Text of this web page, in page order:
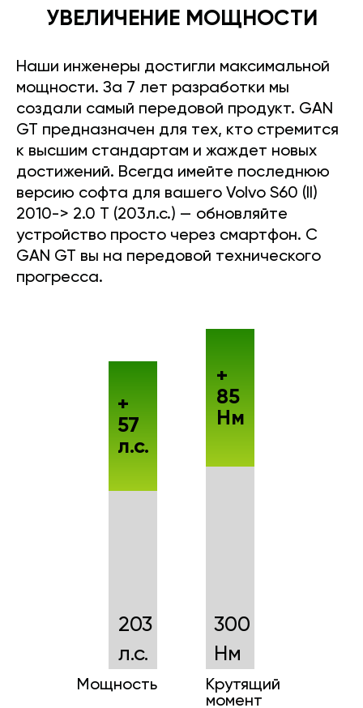
УВЕЛИЧЕНИЕ МОЩНОСТИ
Наши инженеры достигли максимальной
мощности. За 7 лет разработки мы
создали самый передовой продукт. GAN
GT предназначен для тех, кто стремится
к высшим стандартам и жаждет новых
достижений. Всегда имейте последнюю
версию софта для вашего Volvo S60 (II)
2010-> 2.0 T (203л.с.) — обновляйте
устройство просто через смартфон. С
GAN GT вы на передовой технического
прогресса.
203
л.с.
Мощность
+
57
л.с.
300
Нм
Крутящий
момент
+
85
Нм